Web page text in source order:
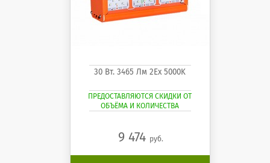
30 Вт. 3465 Лм 2Ех 5000K
ПРЕДОСТАВЛЯЮТСЯ СКИДКИ ОТ
ОБЪЁМА И КОЛИЧЕСТВА
9 474 руб.